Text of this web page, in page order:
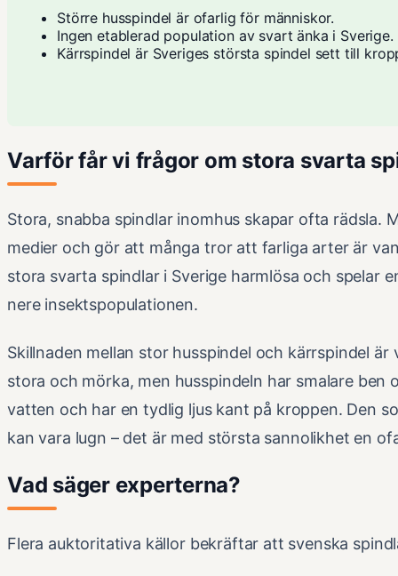
Större husspindel är ofarlig för människor.
Ingen etablerad population av svart änka i Sverige.
Kärrspindel är Sveriges största spindel sett till
Varför får vi frågor om stora svarta
Stora, snabba spindlar inomhus skapar ofta rädsla.
medier och gör att många tror att farliga arter är
stora svarta spindlar i Sverige harmlösa och spelar
nere insektspopulationen.
Skillnaden mellan stor husspindel och kärrspindel
stora och mörka, men husspindeln har smalare ben
vatten och har en tydlig ljus kant på kroppen. Den
kan vara lugn – det är med största sannolikhet en
Vad säger experterna?
Flera auktoritativa källor bekräftar att svenska